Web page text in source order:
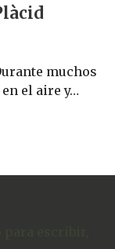
muchos
el aire y…